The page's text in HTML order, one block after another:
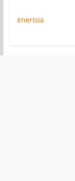
imerisia